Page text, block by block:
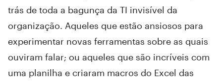
trás de toda a bagunça da TI invisível da
organização. Aqueles que estão ansiosos para
experimentar novas ferramentas sobre as quais
ouviram falar; ou aqueles que são incríveis com
uma planilha e criaram macros do Excel das